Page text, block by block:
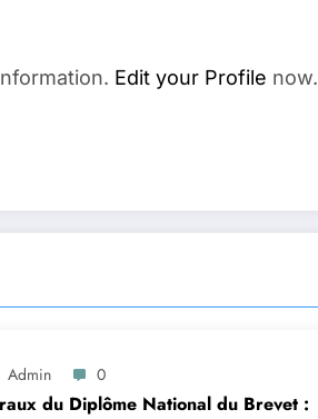
Edit your Profile now.
Admin 0
du Diplôme National du Brevet :